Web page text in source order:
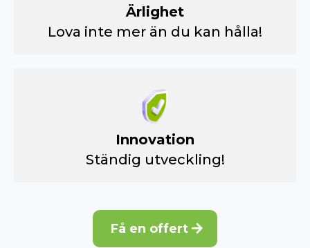
Ärlighet
Lova inte mer än du kan hålla!
Innovation
Ständig utveckling!
Få en offert